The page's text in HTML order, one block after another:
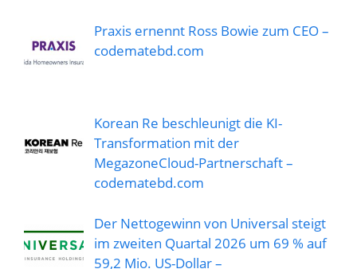
Praxis ernennt Ross Bowie zum CEO –
codematebd.com
Korean Re beschleunigt die KI-
Transformation mit der
MegazoneCloud-Partnerschaft –
codematebd.com
Der Nettogewinn von Universal steigt
im zweiten Quartal 2026 um 69 % auf
59,2 Mio. US-Dollar –